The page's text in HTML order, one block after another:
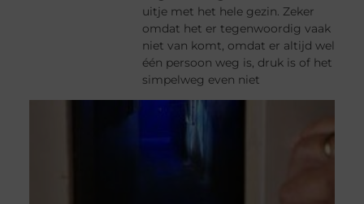
uitje met het hele gezin. Zeker
omdat het er tegenwoordig vaak
niet van komt, omdat er altijd wel
één persoon weg is, druk is of het
simpelweg even niet